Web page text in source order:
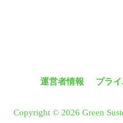
運営者情報 プラ
Copyright © 2026 Green